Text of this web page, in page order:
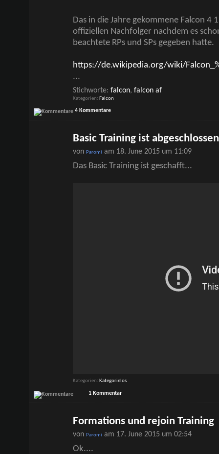
Das in die Jahre gekommene Falcon 4
offiziellen Nachfolger nachdem es
beachtete RPs und SPs gegeben hatte.
https://de.wikipedia.org/wiki/
...
Stichworte: falcon, falcon af
Kategorien Falcon
4 Kommentare
Basic Training ist abgeschlossen
von Paromi am 18. June 2015 um 11:09
Das Basic Training ist geschafft...
Kategorien Kategorielos
1 Kommentar
Formations und rejoin Training
von Paromi am 17. June 2015 um 02:54
Ok....